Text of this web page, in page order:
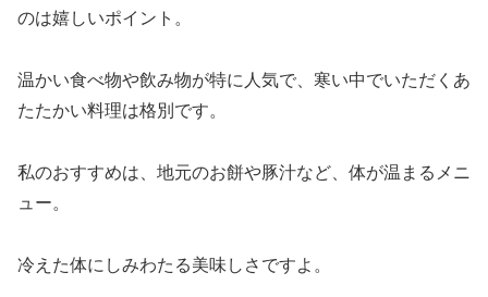
のは嬉しいポイント。
温かい食べ物や飲み物が特に人気で、寒い中でいただくあ
たたかい料理は格別です。
私のおすすめは、地元のお餅や豚汁など、体が温まるメニ
ュー。
冷えた体にしみわたる美味しさですよ。